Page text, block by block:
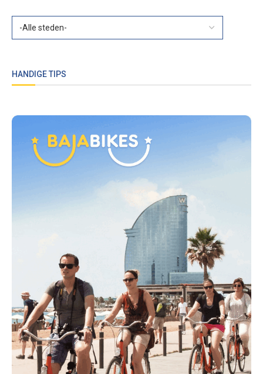
HANDIGE TIPS